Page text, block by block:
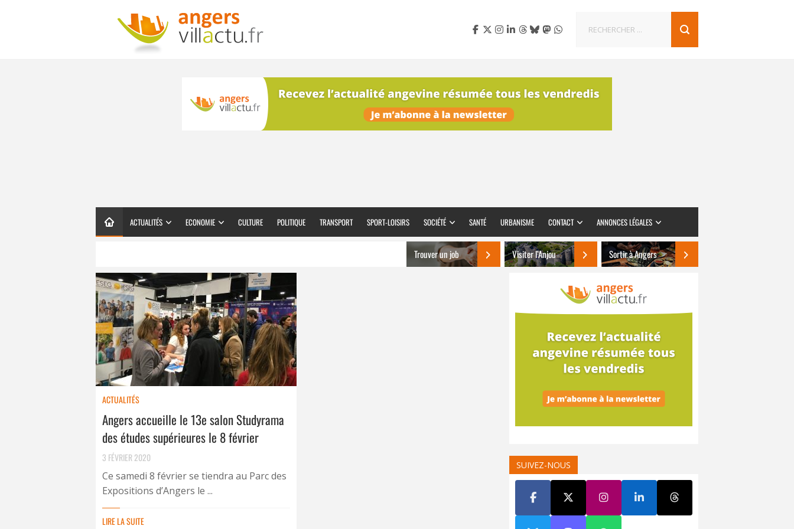
ACTUALITÉS ECONOMIE CULTURE POLITIQUE TRANSPORT SPORT-LOISIRS SOCIÉTÉ SANTÉ URBANISME CONTACT ANNONCES LÉGALES
Trouver un job Visiter l’Anjou Sortir à Angers
ACTUALITÉS
Angers accueille le 13e salon Studyrama
des études supérieures le 8 février
3 FÉVRIER 2020
Ce samedi 8 février se tiendra au Parc des
Expositions d’Angers le ...
LIRE LA SUITE
SUIVEZ-NOUS